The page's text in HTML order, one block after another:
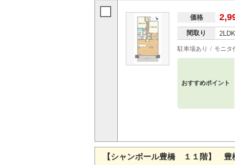
価格
間取り 2LDK
駐車場あり モニタ
おすすめポイント
【シャンボール豊橋 １１階】 豊